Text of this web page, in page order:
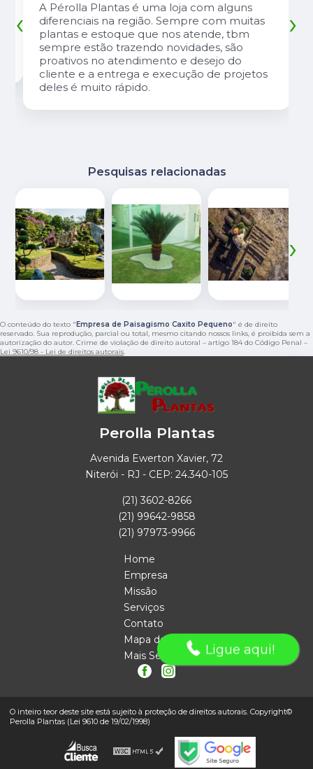
A Pérolla Plantas é uma loja com alguns
diferenciais na região. Sempre com muitas
plantas e estoque que nos atende, tbm
sempre estão trazendo novidades, são
proativos no atendimento e desejo do
cliente e a entrega e execução de projetos
deles é muito rápido.
‹ ›
Pesquisas relacionadas
‹ ›
O conteúdo do texto "Empresa de Paisagismo Caxito Pequeno" é de direito
reservado. Sua reprodução, parcial ou total, mesmo citando nossos links, é proibida sem a
autorização do autor. Crime de violação de direito autoral – artigo 184 do Código Penal –
Lei 9610/98 - Lei de direitos autorais.
Perolla Plantas
Avenida Ewerton Xavier, 72
Niterói - RJ - CEP: 24.340-105
(21) 3602-8266
(21) 99642-9858
(21) 97973-9966
Home
Empresa
Missão
Serviços
Contato
Mapa do site
Mais Serviços
O inteiro teor deste site está sujeito à proteção de direitos autorais. Copyright©
Perolla Plantas (Lei 9610 de 19/02/1998)
Ligue aqui!